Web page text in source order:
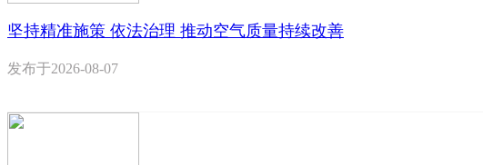
坚持精准施策 依法治理 推动空气质量持续改善
发布于2026-08-07